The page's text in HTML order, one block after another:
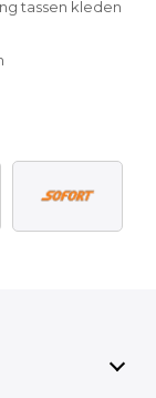
tassen kleden